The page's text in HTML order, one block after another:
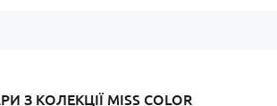
З КОЛЕКЦІЇ MISS COLOR